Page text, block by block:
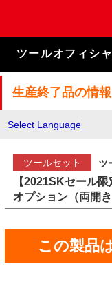
ま
キ
ツールオフィシ
生産終了品の情報
Select Language
ツールセット ツ
【2021SKセール
オプション（両開
この製品